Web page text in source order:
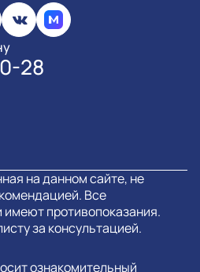
28
на данном сайте, не
Все
противопоказания.
за консультацией.
ознакомительный